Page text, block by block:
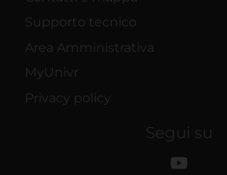
Supporto tecnico
Area Amministrativa
MyUnivr
Privacy policy
Segui su